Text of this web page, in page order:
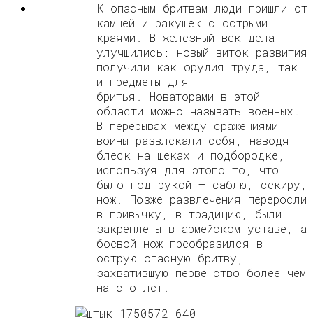
К опасным бритвам люди пришли от
камней и ракушек с острыми
краями. В железный век дела
улучшились: новый виток развития
получили как орудия труда, так
и предметы для
бритья. Новаторами в этой
области можно называть военных.
В перерывах между сражениями
воины развлекали себя, наводя
блеск на щеках и подбородке,
используя для этого то, что
было под рукой – саблю, секиру,
нож. Позже развлечения переросли
в привычку, в традицию, были
закреплены в армейском уставе, а
боевой нож преобразился в
острую опасную бритву,
захватившую первенство более чем
на сто лет.